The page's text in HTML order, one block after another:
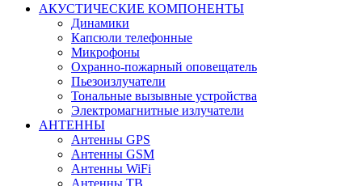
АКУСТИЧЕСКИЕ КОМПОНЕНТЫ
Динамики
Капсюли телефонные
Микрофоны
Охранно-пожарный оповещатель
Пьезоизлучатели
Тональные вызывные устройства
Электромагнитные излучатели
АНТЕННЫ
Антенны GPS
Антенны GSM
Антенны WiFi
Антенны ТВ